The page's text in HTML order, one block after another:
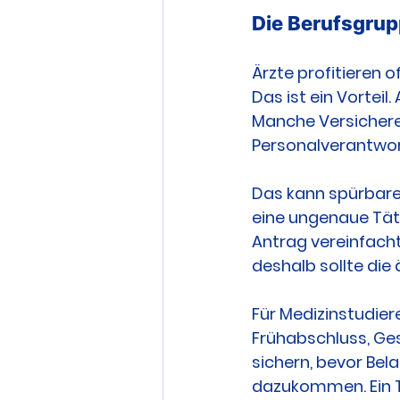
Die
Ärzte profitieren
Das ist ein Vorteil.
Manche
Das kann
eine ungenaue
Antrag
deshalb sollte die
Für
Frühabschluss,
sichern, bevor
dazukommen.